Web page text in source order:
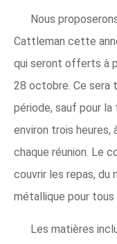
Nous
Cattleman cette
qui seront offerts à
28 octobre. Ce sera
période, sauf pour la
environ trois heures,
chaque réunion. Le
couvrir les repas, du
métallique pour tous
Les matières